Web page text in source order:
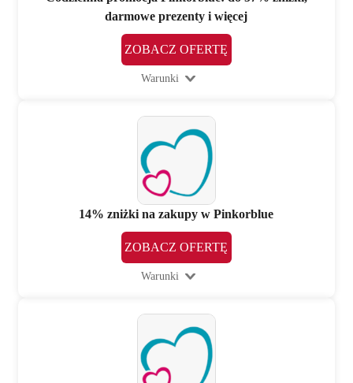
darmowe prezenty i więcej
ZOBACZ OFERTĘ
Warunki
14% zniżki na zakupy w Pinkorblue
ZOBACZ OFERTĘ
Warunki